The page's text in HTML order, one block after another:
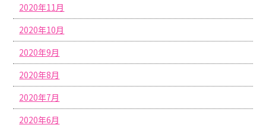
2020年11月
2020年10月
2020年9月
2020年8月
2020年7月
2020年6月